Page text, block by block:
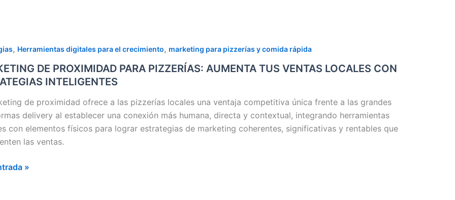
, Herramientas digitales para el crecimiento, marketing para pizzerías y comida rápida
DE PROXIMIDAD PARA PIZZERÍAS: AUMENTA TUS VENTAS LOCALES CON
INTELIGENTES
de proximidad ofrece a las pizzerías locales una ventaja competitiva única frente a las grandes
delivery al establecer una conexión más humana, directa y contextual, integrando herramientas
con elementos físicos para lograr estrategias de marketing coherentes, significativas y rentables que
las ventas.
»